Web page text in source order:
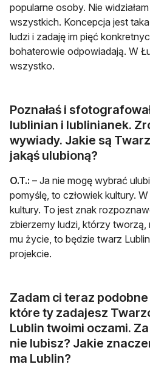
popularne osoby. Nie
wszystkich. Koncepcja jest
ludzi i zadaję im pięć
bohaterowie odpowiadają. W
wszystko.
Poznałaś i
lublinian i lublinianek.
wywiady. Jakie są
jakąś ulubioną?
O.T.: – Ja nie mogę wybrać
pomyślę, to człowiek kultury.
kultury. To jest znak
zbierzemy ludzi, którzy tworzą,
mu życie, to będzie twarz
projekcie.
Zadam ci teraz
które ty zadajesz
Lublin twoimi oczami.
nie lubisz? Jakie
ma Lublin?